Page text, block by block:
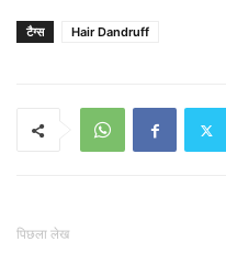
टैग्स Hair Dandruff
पिछला लेख